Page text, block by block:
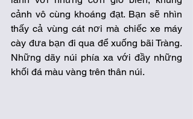
cảnh vô cùng khoáng đạt. Bạn sẽ nhìn
thấy cả vùng cát nơi mà chiếc xe máy
cày đưa bạn đi qua để xuống bãi Tràng.
Những dãy núi phía xa với đầy những
khối đá màu vàng trên thân núi.